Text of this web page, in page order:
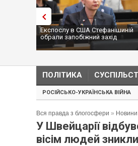
Експослу в США Стефанішиній
обрали запобіжний захід
ПОЛІТИКА
РОСІЙСЬКО-УКРАЇНСЬКА ВІЙНА
Вся правда з блогосфери »
У Швейцарії
вісім людей